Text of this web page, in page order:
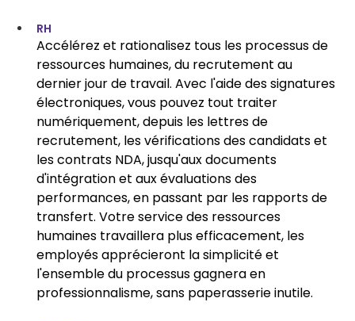
RH
Accélérez et rationalisez tous les processus de
ressources humaines, du recrutement au
dernier jour de travail. Avec l'aide des signatures
électroniques, vous pouvez tout traiter
numériquement, depuis les lettres de
recrutement, les vérifications des candidats et
les contrats NDA, jusqu'aux documents
d'intégration et aux évaluations des
performances, en passant par les rapports de
transfert. Votre service des ressources
humaines travaillera plus efficacement, les
employés apprécieront la simplicité et
l'ensemble du processus gagnera en
professionnalisme, sans paperasserie inutile.